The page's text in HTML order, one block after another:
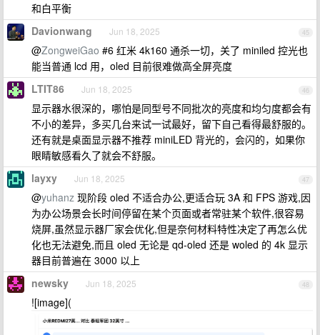
和白平衡
45
Davionwang Jun 18, 2025
@ZongweiGao #6 红米 4k160 通杀一切，关了 miniled 控光也
能当普通 lcd 用，oled 目前很难做高全屏亮度
46
LTIT86 Jun 18, 2025
显示器水很深的，哪怕是同型号不同批次的亮度和均匀度都会有
不小的差异，多买几台来试一试最好，留下自己看得最舒服的。
还有就是桌面显示器不推荐 miniLED 背光的，会闪的，如果你
眼睛敏感看久了就会不舒服。
47
layxy Jun 18, 2025
@yuhanz 现阶段 oled 不适合办公,更适合玩 3A 和 FPS 游戏,因
为办公场景会长时间停留在某个页面或者常驻某个软件,很容易
烧屏,虽然显示器厂家会优化,但是奈何材料特性决定了再怎么优
化也无法避免,而且 oled 无论是 qd-oled 还是 woled 的 4k 显示
器目前普遍在 3000 以上
48
newsky Jun 18, 2025
![image](